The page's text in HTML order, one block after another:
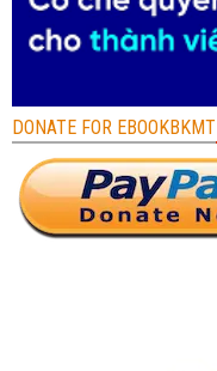
DONATE FOR EBOOKBKMT